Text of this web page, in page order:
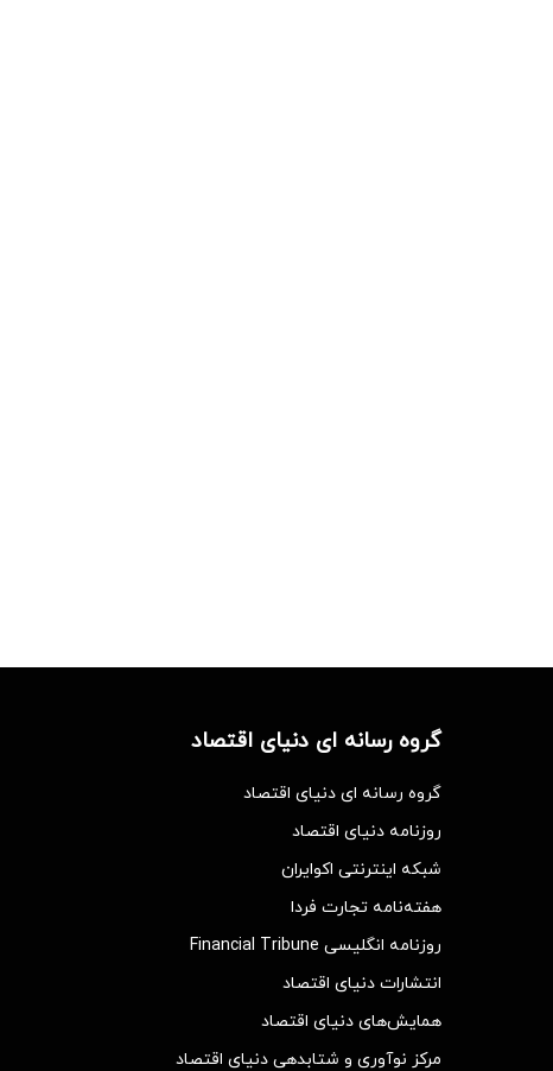
گروه رسانه ای دنیای اقتصاد
گروه رسانه ای دنیای اقتصاد
روزنامه دنیای اقتصاد
شبکه اینترنتی اکوایران
هفته‌نامه تجارت فردا
روزنامه انگلیسی Financial Tribune
انتشارات دنیای اقتصاد
همایش‌های دنیای اقتصاد
مرکز نوآوری و شتابدهی دنیای اقتصاد